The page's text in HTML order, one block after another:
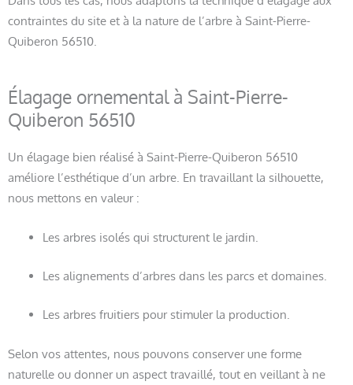
contraintes du site et à la nature de l’arbre à Saint-Pierre-
Quiberon 56510.
Élagage ornemental à Saint-Pierre-
Quiberon 56510
Un élagage bien réalisé à Saint-Pierre-Quiberon 56510
améliore l’esthétique d’un arbre. En travaillant la silhouette,
nous mettons en valeur :
Les arbres isolés qui structurent le jardin.
Les alignements d’arbres dans les parcs et domaines.
Les arbres fruitiers pour stimuler la production.
Selon vos attentes, nous pouvons conserver une forme
naturelle ou donner un aspect travaillé, tout en veillant à ne